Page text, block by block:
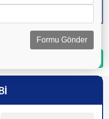
& WC
YATAK ODASI
Formu Gönder